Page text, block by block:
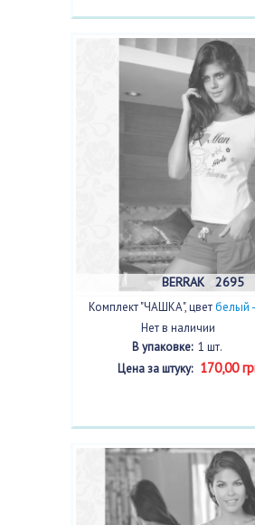
BERRAK 2695
Комплект "ЧАШКА", цветбелый
Нет в наличии
В упаковке:1 шт.
Цена за штуку:170,00